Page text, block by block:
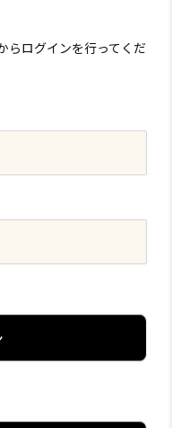
らログインを行ってくだ